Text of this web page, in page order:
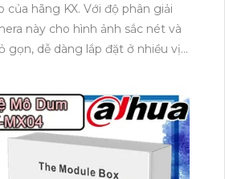
của hãng KX. Với độ phân giải
này cho hình ảnh sắc nét và
gọn, dễ dàng lắp đặt ở nhiều vị
trợ giảm nhiễu và tự động cân
ra, sản phẩm cũng tích hợp
chuyển động và hỗ trợ xem qua
xa. Đảm bảo an toàn và tiện lợi